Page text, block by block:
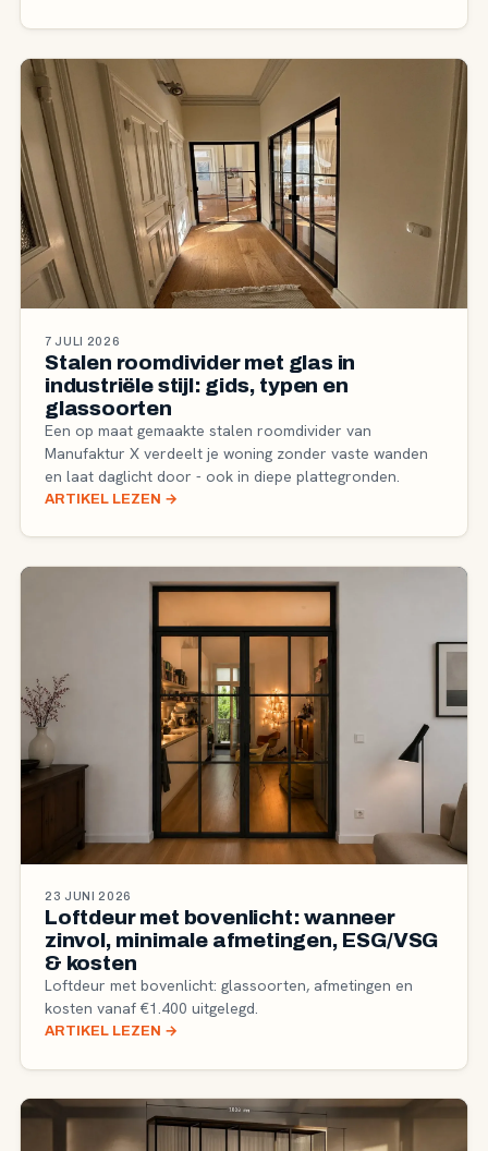
7 JULI 2026
Stalen roomdivider met glas in
industriële stijl: gids, typen en
glassoorten
Een op maat gemaakte stalen roomdivider van
Manufaktur X verdeelt je woning zonder vaste wanden
en laat daglicht door - ook in diepe plattegronden.
ARTIKEL LEZEN →
23 JUNI 2026
Loftdeur met bovenlicht: wanneer
zinvol, minimale afmetingen, ESG/VSG
& kosten
Loftdeur met bovenlicht: glassoorten, afmetingen en
kosten vanaf €1.400 uitgelegd.
ARTIKEL LEZEN →